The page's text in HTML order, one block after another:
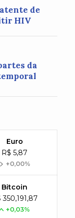
de
HIV
da
Euro
R$ 5,87
+0,00%
Bitcoin
350,191,87
+0,03%